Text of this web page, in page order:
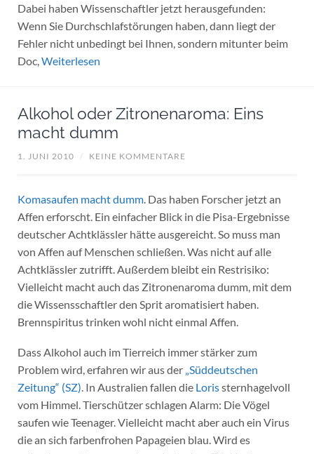
Dabei haben Wissenschaftler jetzt herausgefunden:
Wenn Sie Durchschlafstörungen haben, dann liegt der
Fehler nicht unbedingt bei Ihnen, sondern mitunter beim
Doc, Weiterlesen
Alkohol oder Zitronenaroma: Eins
macht dumm
1. JUNI 2010 / KEINE KOMMENTARE
Komasaufen macht dumm. Das haben Forscher jetzt an
Affen erforscht. Ein einfacher Blick in die Pisa-Ergebnisse
deutscher Achtklässler hätte ausgereicht. So muss man
von Affen auf Menschen schließen. Was nicht auf alle
Achtklässler zutrifft. Außerdem bleibt ein Restrisiko:
Vielleicht macht auch das Zitronenaroma dumm, mit dem
die Wissensschaftler den Sprit aromatisiert haben.
Brennspiritus trinken wohl nicht einmal Affen.
Dass Alkohol auch im Tierreich immer stärker zum
Problem wird, erfahren wir aus der „Süddeutschen
Zeitung“ (SZ). In Australien fallen die Lorissternhagelvoll
vom Himmel. Tierschützer schlagen Alarm: Die Vögel
saufen wie Teenager. Vielleicht macht aber auch ein Virus
die an sich farbenfrohen Papageien blau. Wird es